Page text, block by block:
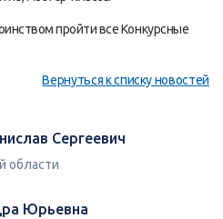
пройти все Конкурсные
Вернуться к списку новостей
Сергеевич
области
Юрьевна